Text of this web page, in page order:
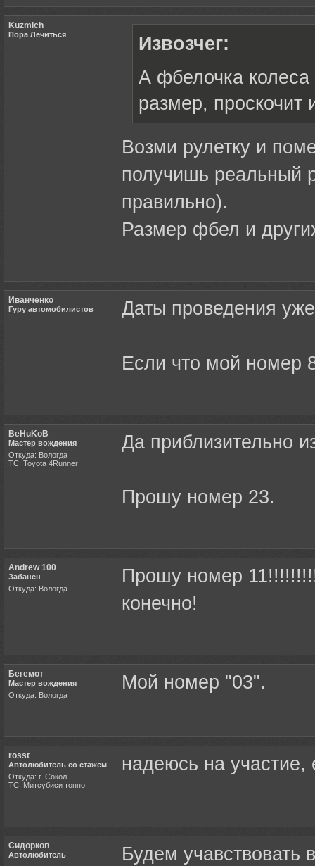
Kuzmich
Пора Лечиться
Извозчег:
А фбелочка
размер, проскочит
Возми рулетку и
получишь реальный
правильно).
Размер фбел и
Иванченко
Гуру автомобилистов Даты проведения
Если что мой номер
BeHuKoB
Мастер вождения
Откуда: Вологда
ТС: Toyota 4Runner
Да приблизительно
Прошу номер 23.
Andrew 100
Забанен
Откуда: Вологда
Прошу номер
конечно!
Бегемот
Мастер вождения
Откуда: Вологда
Мой номер "03".
rosst
Автолюбитель со стажем
Откуда: г. Сокол
ТС: Митсубиси топпо
надеюсь на
Сидорков
Автолюбитель
Будем учавствовать